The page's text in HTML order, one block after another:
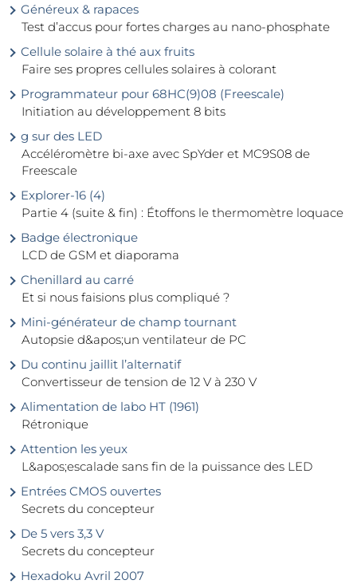
Généreux & rapaces
Test d’accus pour fortes charges au nano-phosphate
Cellule solaire à thé aux fruits
Faire ses propres cellules solaires à colorant
Programmateur pour 68HC(9)08 (Freescale)
Initiation au développement 8 bits
g sur des LED
Accéléromètre bi-axe avec SpYder et MC9S08 de
Freescale
Explorer-16 (4)
Partie 4 (suite & fin) : Étoffons le thermomètre loquace
Badge électronique
LCD de GSM et diaporama
Chenillard au carré
Et si nous faisions plus compliqué ?
Mini-générateur de champ tournant
Autopsie d&apos;un ventilateur de PC
Du continu jaillit l’alternatif
Convertisseur de tension de 12 V à 230 V
Alimentation de labo HT (1961)
Rétronique
Attention les yeux
L&apos;escalade sans fin de la puissance des LED
Entrées CMOS ouvertes
Secrets du concepteur
De 5 vers 3,3 V
Secrets du concepteur
Hexadoku Avril 2007